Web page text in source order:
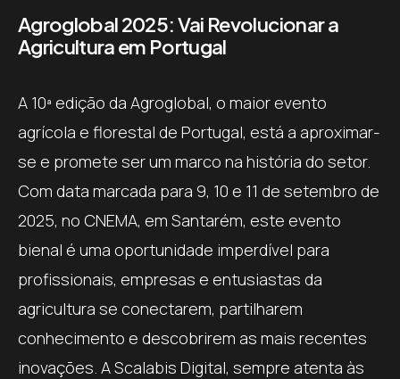
Agroglobal 2025: Vai Revolucionar a
Agricultura em Portugal
A 10ª edição da Agroglobal, o maior evento
agrícola e florestal de Portugal, está a aproximar-
se e promete ser um marco na história do setor.
Com data marcada para 9, 10 e 11 de setembro de
2025, no CNEMA, em Santarém, este evento
bienal é uma oportunidade imperdível para
profissionais, empresas e entusiastas da
agricultura se conectarem, partilharem
conhecimento e descobrirem as mais recentes
inovações. A Scalabis Digital, sempre atenta às